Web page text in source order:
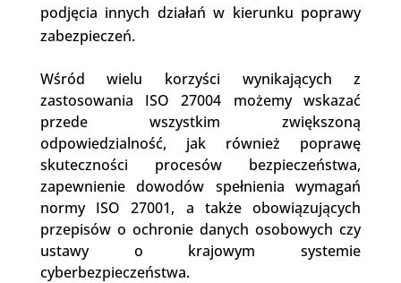
podjęcia innych działań w kierunku poprawy
zabezpieczeń.
Wśród wielu korzyści wynikających z
zastosowania ISO 27004 możemy wskazać
przede wszystkim zwiększoną
odpowiedzialność, jak również poprawę
skuteczności procesów bezpieczeństwa,
zapewnienie dowodów spełnienia wymagań
normy ISO 27001, a także obowiązujących
przepisów o ochronie danych osobowych czy
ustawy o krajowym systemie
cyberbezpieczeństwa.